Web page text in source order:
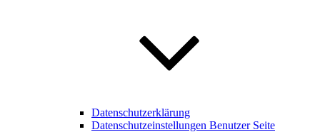
Datenschutzerklärung
Datenschutzeinstellungen Benutzer Seite